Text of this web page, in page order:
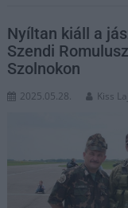
Nyíltan kiáll a
Szendi
Szolnokon
2025.05.28. Kiss